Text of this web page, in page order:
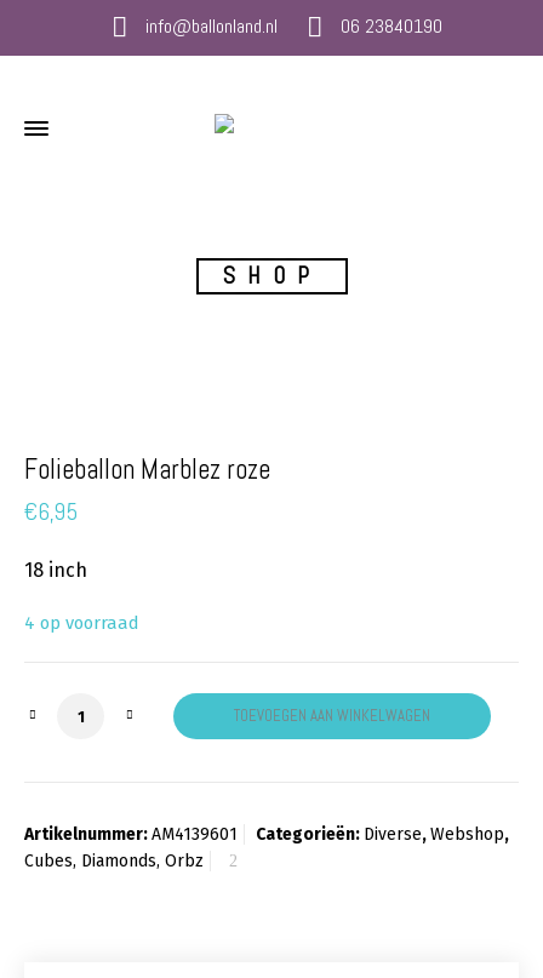
info@ballonland.nl 06 23840190
SHOP
Folieballon Marblez roze
€6,95
18 inch
4 op voorraad
Folieballon Marblez roze aantal
TOEVOEGEN AAN WINKELWAGEN
Artikelnummer:AM4139601 Categorieën: Diverse,Webshop,
Cubes, Diamonds, Orbz